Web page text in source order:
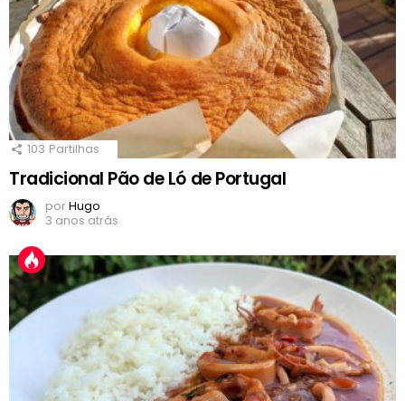
103 Partilhas
Tradicional Pão de Ló de Portugal
porHugo
3 anos atrás